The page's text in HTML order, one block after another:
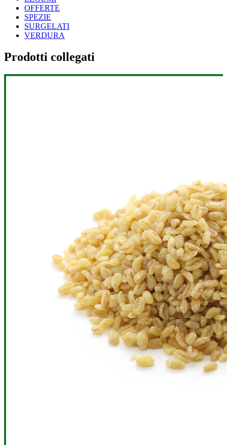
OFFERTE
SPEZIE
SURGELATI
VERDURA
Prodotti collegati